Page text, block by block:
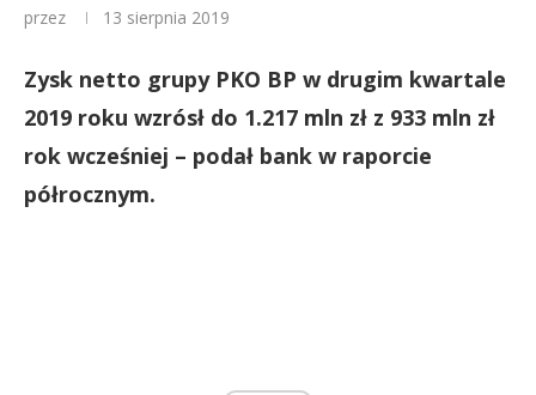
przez 13 sierpnia 2019
Zysk netto grupy PKO BP w drugim kwartale
2019 roku wzrósł do 1.217 mln zł z 933 mln zł
rok wcześniej – podał bank w raporcie
półrocznym.